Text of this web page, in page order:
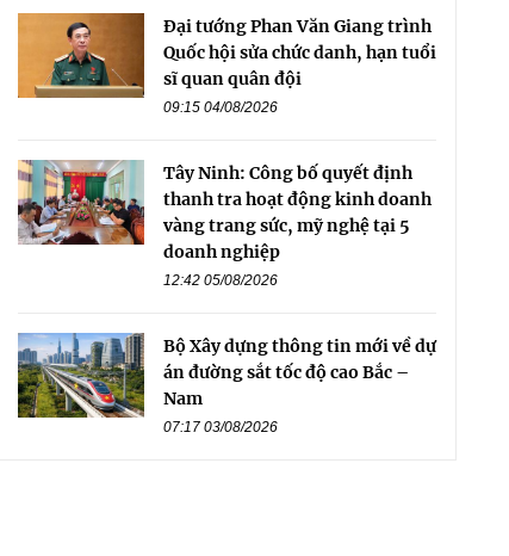
Đại tướng Phan Văn Giang trình
Quốc hội sửa chức danh, hạn tuổi
sĩ quan quân đội
09:15 04/08/2026
Tây Ninh: Công bố quyết định
thanh tra hoạt động kinh doanh
vàng trang sức, mỹ nghệ tại 5
doanh nghiệp
12:42 05/08/2026
Bộ Xây dựng thông tin mới về dự
án đường sắt tốc độ cao Bắc –
Nam
07:17 03/08/2026